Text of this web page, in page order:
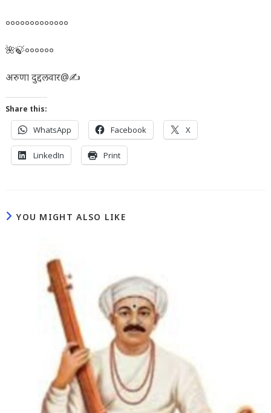
०००००००००००००
🌺🍃००००००
अरुणा दुद्दलवार@✍️
Share this:
WhatsApp Facebook X
LinkedIn Print
YOU MIGHT ALSO LIKE